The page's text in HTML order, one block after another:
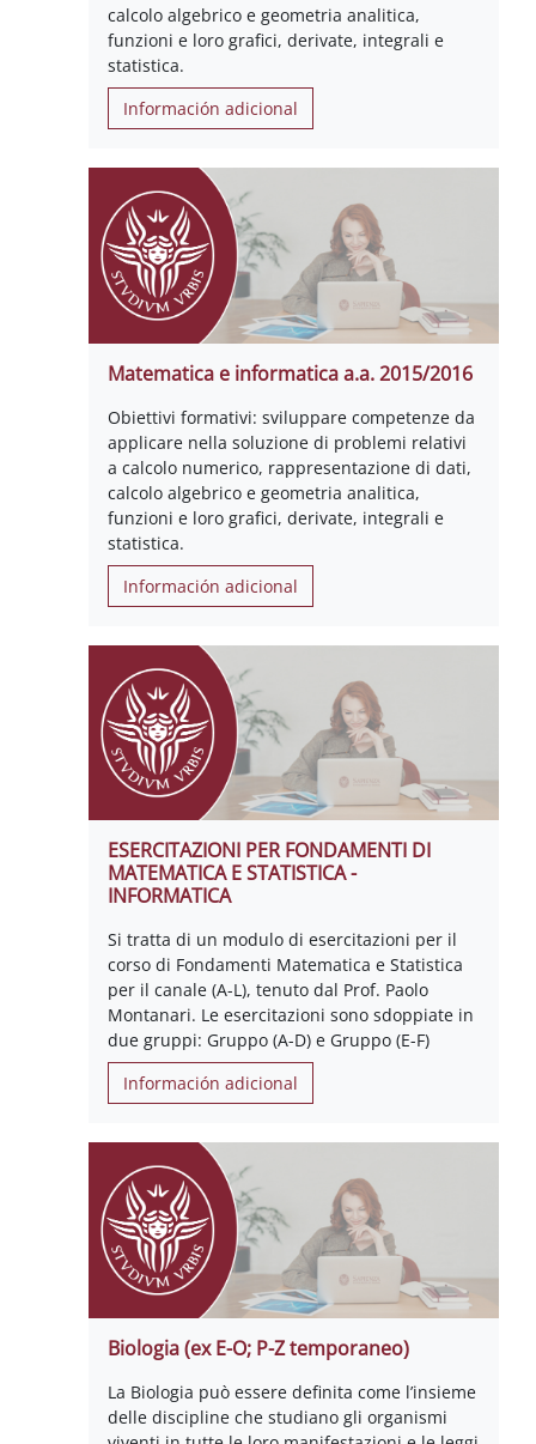
calcolo algebrico e geometria analitica,
funzioni e loro grafici, derivate, integrali e
statistica.
Información adicional
Matematica e informatica a.a. 2015/2016
Obiettivi formativi: sviluppare competenze da
applicare nella soluzione di problemi relativi
a calcolo numerico, rappresentazione di dati,
calcolo algebrico e geometria analitica,
funzioni e loro grafici, derivate, integrali e
statistica.
Información adicional
ESERCITAZIONI PER FONDAMENTI DI
MATEMATICA E STATISTICA -
INFORMATICA
Si tratta di un modulo di esercitazioni per il
corso di Fondamenti Matematica e Statistica
per il canale (A-L), tenuto dal Prof. Paolo
Montanari. Le esercitazioni sono sdoppiate in
due gruppi: Gruppo (A-D) e Gruppo (E-F)
Información adicional
Biologia (ex E-O; P-Z temporaneo)
La Biologia può essere definita come l’insieme
delle discipline che studiano gli organismi